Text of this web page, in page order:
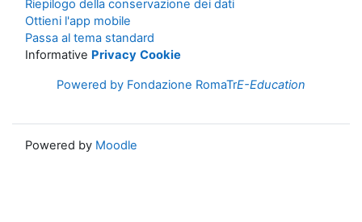
Riepilogo della conservazione dei dati
Ottieni l'app mobile
Passa al tema standard
Informative Privacy Cookie
Powered by Fondazione RomaTrE-Education
Powered by Moodle